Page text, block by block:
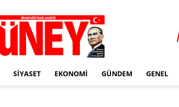
Gazete
Güney
SIYASET EKONOMI GÜNDEM GENEL